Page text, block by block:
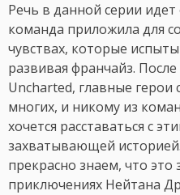
Речь в данной серии идет
команда приложила для
чувствах, которые
развивая франчайз.
Uncharted, главные
многих, и никому из
хочется расставаться с
захватывающей
прекрасно знаем, что это
приключениях Нейтана